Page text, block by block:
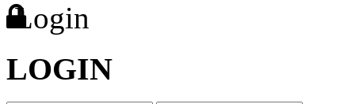
Login
LOGIN